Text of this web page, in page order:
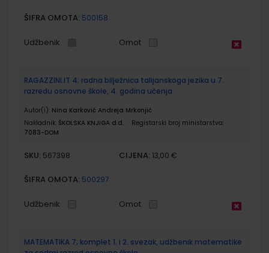
ŠIFRA OMOTA: 500158
Udžbenik Omot
RAGAZZINI.IT 4; radna bilježnica talijanskoga jezika u 7.
razredu osnovne škole, 4. godina učenja
Autor(i): Nina Karković Andreja Mrkonjić
Nakladnik: ŠKOLSKA KNJIGA d.d.
Registarski broj ministarstva:
7083-DOM
SKU: 567398 CIJENA: 13,00 €
ŠIFRA OMOTA: 500297
Udžbenik Omot
MATEMATIKA 7; komplet 1. i 2. svezak, udžbenik matematike